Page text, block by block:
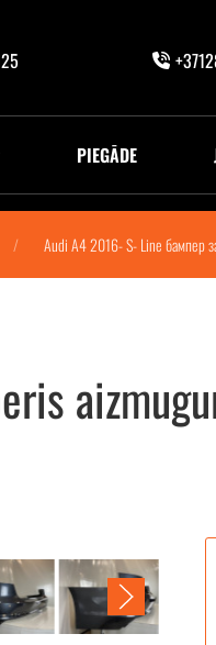
PIEGĀDE
Audi A4 2016- S- Line бампер